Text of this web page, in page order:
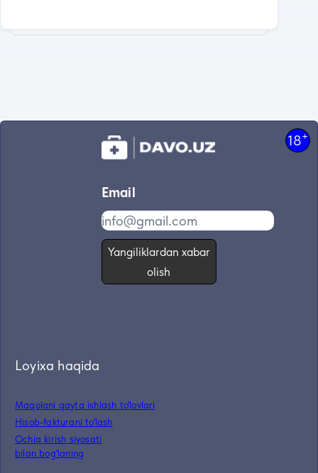
18+
Email
Yangiliklardan xabar
olish
Loyixa haqida
Maqolani qayta ishlash to'lovlari
Hisob-fakturani to'lash
Ochiq kirish siyosati
bilan bog'laning